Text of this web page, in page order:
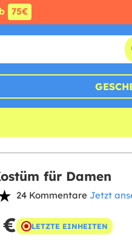
75€
für Damen
24 Kommentare Jetzt
LETZTE EINHEITEN